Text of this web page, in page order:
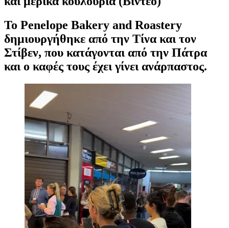
Το Penelope Bakery and Roastery
δημιουργήθηκε από την Τίνα και τον
Στίβεν, που κατάγονται από την Πάτρα
και ο καφές τους έχει γίνει ανάρπαστος.